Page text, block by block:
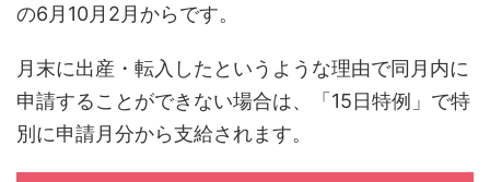
の6月10月2月からです。
月末に出産・転入したというような理由で同月内に
申請することができない場合は、「15日特例」で特
別に申請月分から支給されます。